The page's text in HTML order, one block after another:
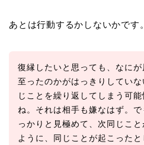
あとは行動するかしないかです。
復縁したいと思っても、なに
至ったのかがはっきりしていな
じことを繰り返してしまう可能
ね。それは相手も嫌なはず。で
っかりと見極めて、次同じこ
ように、同じことが起こった